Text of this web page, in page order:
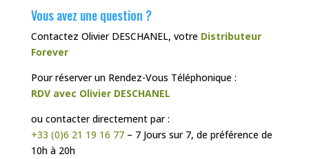
Vous avez une question ?
Contactez Olivier DESCHANEL, votre Distributeur
Forever
Pour réserver un Rendez-Vous Téléphonique :
RDV avec Olivier DESCHANEL
ou contacter directement par :
+33 (0)6 21 19 16 77– 7 Jours sur 7, de préférence de
10h à 20h